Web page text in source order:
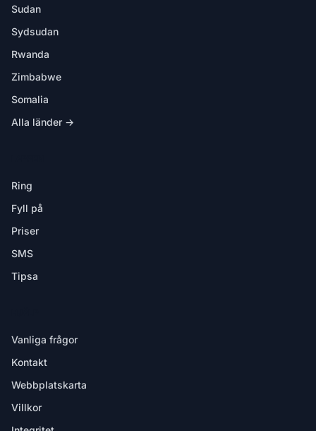
Sudan
Sydsudan
Rwanda
Zimbabwe
Somalia
Alla länder →
Ring
Fyll på
Priser
SMS
Tipsa
Vanliga frågor
Kontakt
Webbplatskarta
Villkor